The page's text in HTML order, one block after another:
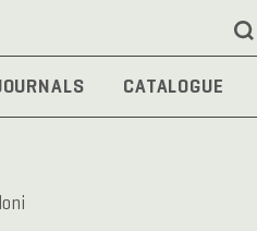
CATALOGUE